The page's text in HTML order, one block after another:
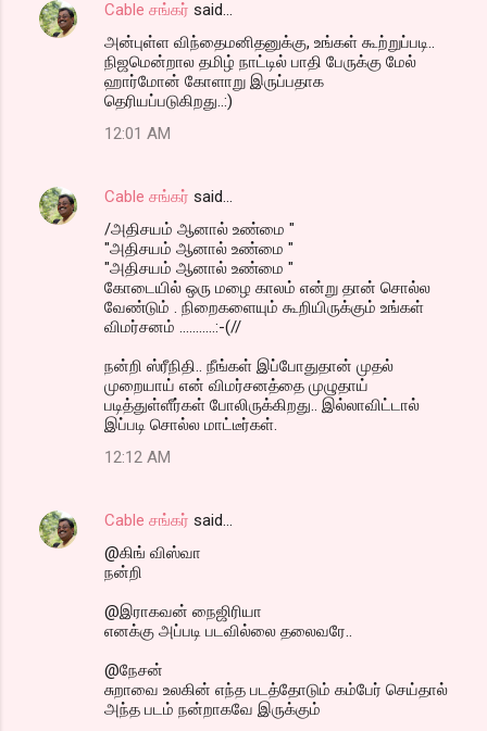
Cable சங்கர் said…
அன்புள்ள விந்தைமனிதனுக்கு, உங்கள் கூற்றுப்படி..
நிஜமென்றால தமிழ் நாட்டில் பாதி பேருக்கு மேல்
ஹார்மோன் கோளாறு இருப்பதாக
தெரியப்படுகிறது..:)
12:01 AM
Cable சங்கர் said…
/அதிசயம் ஆனால் உண்மை "
"அதிசயம் ஆனால் உண்மை "
"அதிசயம் ஆனால் உண்மை "
கோடையில் ஒரு மழை காலம் என்று தான் சொல்ல
வேண்டும் . நிறைகளையும் கூறியிருக்கும் உங்கள்
விமர்சனம் ...........:-(//
நன்றி ஸ்ரீநிதி.. நீங்கள் இப்போதுதான் முதல்
முறையாய் என் விமர்சனத்தை முழுதாய்
படித்துள்ளீர்கள் போலிருக்கிறது.. இல்லாவிட்டால்
இப்படி சொல்ல மாட்டீர்கள்.
12:12 AM
Cable சங்கர் said…
@கிங் விஸ்வா
நன்றி
@இராகவன் நைஜிரியா
எனக்கு அப்படி படவில்லை தலைவரே..
@நேசன்
சுறாவை உலகின் எந்த படத்தோடும் கம்பேர் செய்தால்
அந்த படம் நன்றாகவே இருக்கும்